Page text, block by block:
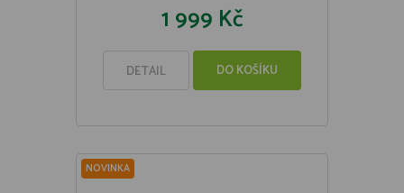
1 999 Kč
DETAIL DO KOŠÍKU
NOVINKA